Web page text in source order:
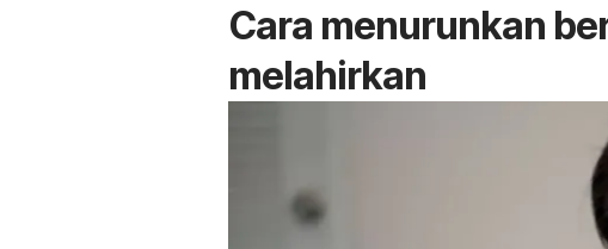
Cara menurunkan
melahirkan